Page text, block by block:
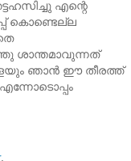
എന്റെ
കൊണ്ടെല്ല
ശാന്തമാവുന്നത്
ഞാന്‍ ഈ തീരത്ത്
.